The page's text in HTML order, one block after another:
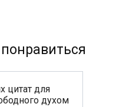
цитат для
духом